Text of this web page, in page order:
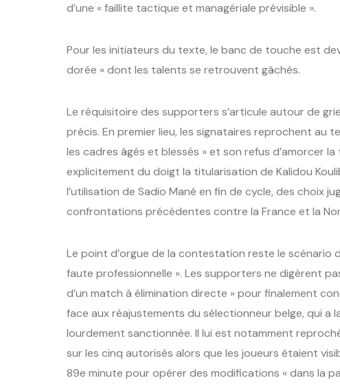
d’une « faillite tactique et managériale prévisible ».
Pour les initiateurs du texte, le banc de touche est
dorée » dont les talents se retrouvent gâchés.
Le réquisitoire des supporters s’articule autour de
précis. En premier lieu, les signataires reprochent au
les cadres âgés et blessés » et son refus d’amorcer
explicitement du doigt la titularisation de Kalidou
l’utilisation de Sadio Mané en fin de cycle, des choix
confrontations précédentes contre la France et la
Le point d’orgue de la contestation reste le scénario
faute professionnelle ». Les supporters ne digèrent
d’un match à élimination directe » pour finalement
face aux réajustements du sélectionneur belge, qui a
lourdement sanctionnée. Il lui est notamment
sur les cinq autorisés alors que les joueurs étaient
89e minute pour opérer des modifications « dans la